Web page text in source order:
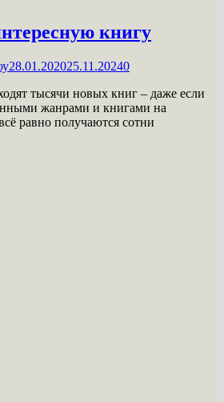
книгу
28.01.202025.11.20240
тысячи новых книг – даже если
жанрами и книгами на
равно получаются сотни